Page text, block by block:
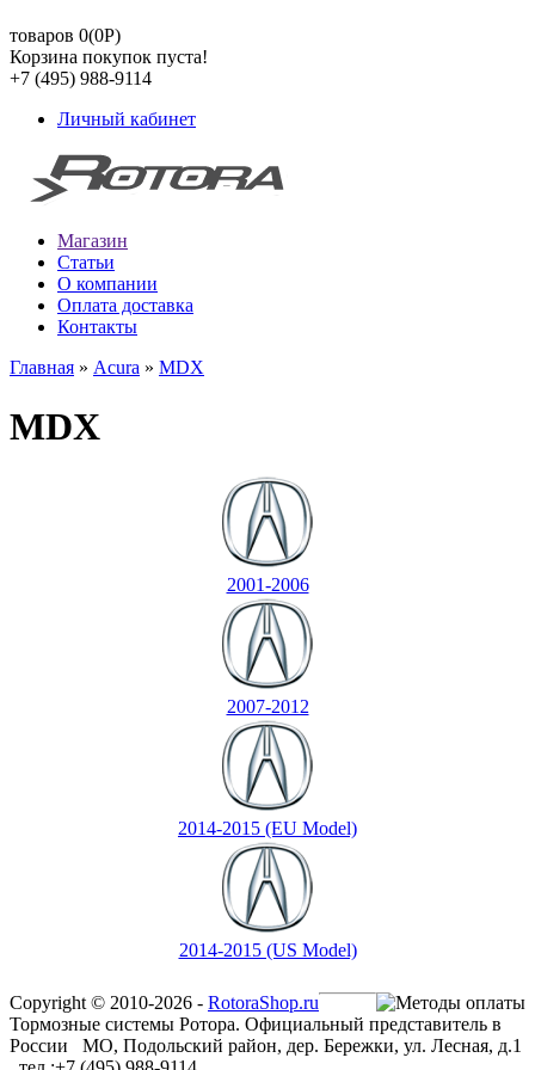
товаров 0(0Р)
Корзина покупок пуста!
+7 (495) 988-9114
Личный кабинет
Магазин
Статьи
О компании
Оплата доставка
Контакты
Главная » Acura » MDX
MDX
2001-2006
2007-2012
2014-2015 (EU Model)
2014-2015 (US Model)
Copyright © 2010-2026 - RotoraShop.ru
Тормозные системы Ротора. Официальный представитель в
России МО, Подольский район, дер. Бережки, ул. Лесная, д.1